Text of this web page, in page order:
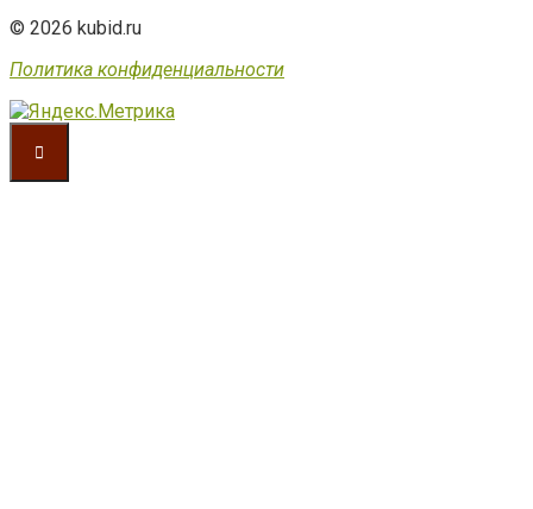
© 2026 kubid.ru
Политика конфиденциальности